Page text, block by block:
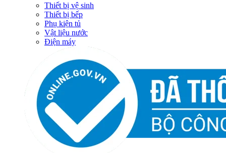
Thiết bị vệ sinh
Thiết bị bếp
Phụ kiện tủ
Vật liệu nước
Điện máy